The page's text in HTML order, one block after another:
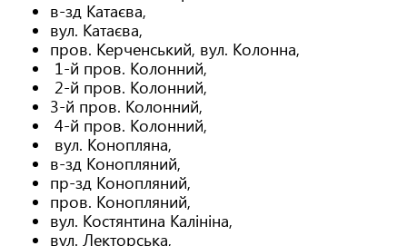
в-зд Катаєва,
вул. Катаєва,
пров. Керченський, вул. Колонна,
1-й пров. Колонний,
2-й пров. Колонний,
3-й пров. Колонний,
4-й пров. Колонний,
вул. Конопляна,
в-зд Конопляний,
пр-зд Конопляний,
пров. Конопляний,
вул. Костянтина Калініна,
вул. Лекторська,